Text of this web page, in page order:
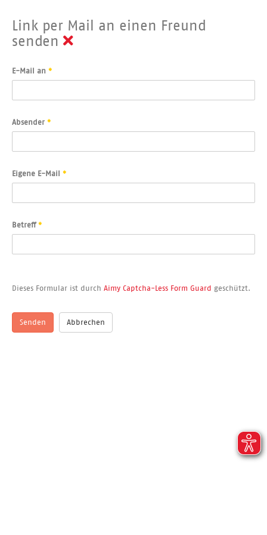
Link per Mail an einen Freund
senden
E-Mail an *
Absender *
Eigene E-Mail *
Betreff*
Dieses Formular ist durch Aimy Captcha-Less Form Guard geschützt.
Senden Abbrechen